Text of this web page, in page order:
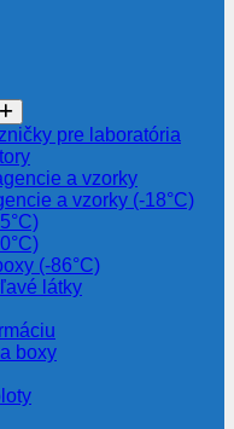
pre laboratória
a vzorky
a vzorky (-18°C)
(-86°C)
látky
boxy